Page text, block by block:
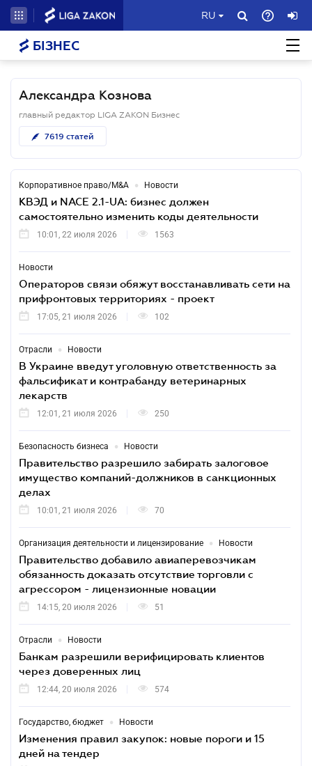
RU
БІЗНЕС
Александра Кознова
главный редактор LIGA ZAKON Бизнес
7619 статей
Корпоративное право/M&A • Новости
КВЭД и NACE 2.1-UA: бизнес должен
самостоятельно изменить коды деятельности
10:01, 22 июля 2026 1563
Новости
Операторов связи обяжут восстанавливать сети на
прифронтовых территориях - проект
17:05, 21 июля 2026 102
Отрасли • Новости
В Украине введут уголовную ответственность за
фальсификат и контрабанду ветеринарных
лекарств
12:01, 21 июля 2026 250
Безопасность бизнеса • Новости
Правительство разрешило забирать залоговое
имущество компаний-должников в санкционных
делах
10:01, 21 июля 2026 70
Организация деятельности и лицензирование • Новости
Правительство добавило авиаперевозчикам
обязанность доказать отсутствие торговли с
агрессором - лицензионные новации
14:15, 20 июля 2026 51
Отрасли • Новости
Банкам разрешили верифицировать клиентов
через доверенных лиц
12:44, 20 июля 2026 574
Государство, бюджет • Новости
Изменения правил закупок: новые пороги и 15
дней на тендер